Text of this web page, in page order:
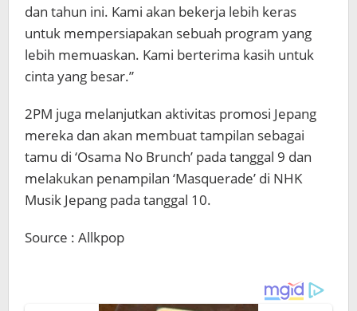
dan tahun ini. Kami akan bekerja lebih keras
untuk mempersiapakan sebuah program yang
lebih memuaskan. Kami berterima kasih untuk
cinta yang besar.”
2PM juga melanjutkan aktivitas promosi Jepang
mereka dan akan membuat tampilan sebagai
tamu di ‘Osama No Brunch’ pada tanggal 9 dan
melakukan penampilan ‘Masquerade’ di NHK
Musik Jepang pada tanggal 10.
Source : Allkpop